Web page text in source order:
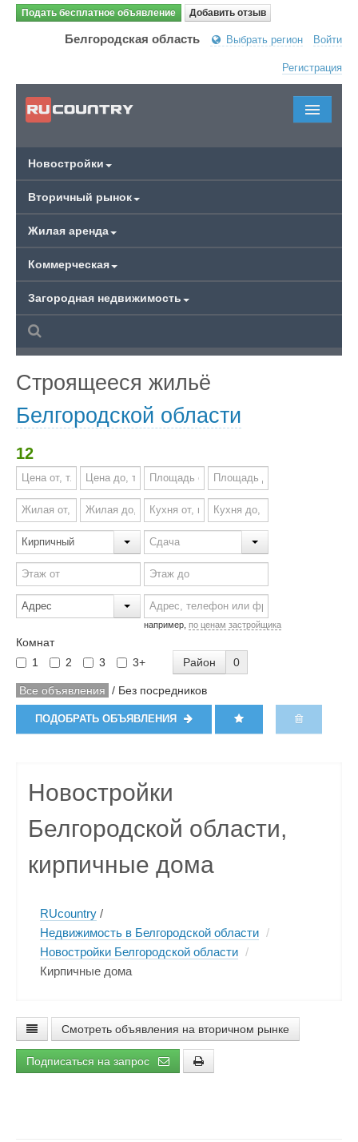
Подать бесплатное объявление Добавить отзыв
Белгородская область Выбрать регион Войти
Регистрация
Новостройки
Вторичный рынок
Жилая аренда
Коммерческая
Загородная недвижимость
Строящееся жильё
Белгородской области
12
например, по ценам застройщика
Комнат
1
2 3 3+ Район 0
Все объявления / Без посредников
ПОДОБРАТЬ ОБЪЯВЛЕНИЯ
Новостройки
Белгородской области,
кирпичные дома
RUcountry /
Недвижимость в Белгородской области /
Новостройки Белгородской области /
Кирпичные дома
Смотреть объявления на вторичном рынке
Подписаться на запрос